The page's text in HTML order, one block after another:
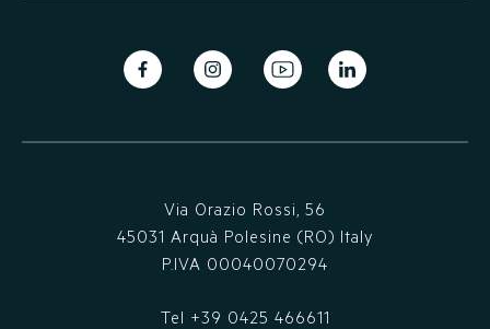
Via Orazio Rossi, 56
45031 Arquà Polesine (RO) Italy
P.IVA 00040070294
Tel +39 0425 466611